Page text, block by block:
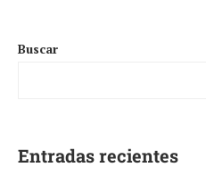
Buscar
Entradas recientes